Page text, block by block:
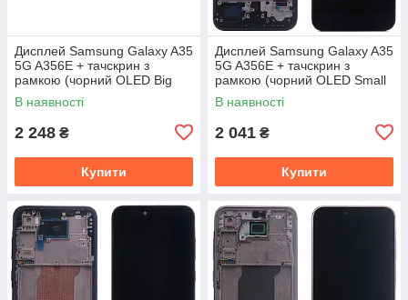
Дисплей Samsung Galaxy A35
5G A356E + тачскрин з
рамкою (чорний OLED Big
Glass)
В наявності
2 248 ₴
Купити
Дисплей Samsung Galaxy A35
5G A356E + тачскрин з
рамкою (чорний OLED Small
Glass)
В наявності
2 041 ₴
Купити